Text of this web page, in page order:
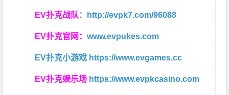
EV扑克战队 ： http://evpk7.com/96088
EV扑克官网：www.evpukes.com
EV扑克小游戏 https://www.evgames.cc
EV扑克娱乐场 https://www.evpkcasino.com